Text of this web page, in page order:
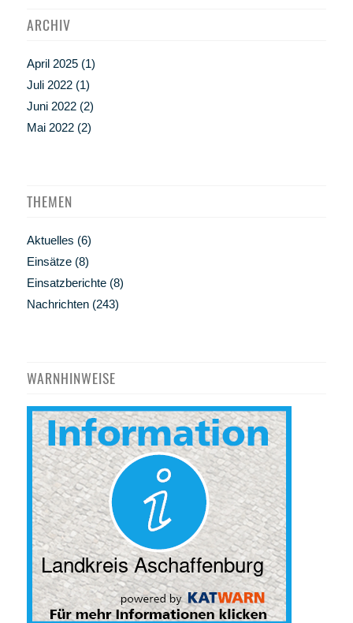
ARCHIV
April 2025(1)
Juli 2022(1)
Juni 2022(2)
Mai 2022(2)
THEMEN
Aktuelles (6)
Einsätze(8)
Einsatzberichte(8)
Nachrichten(243)
WARNHINWEISE